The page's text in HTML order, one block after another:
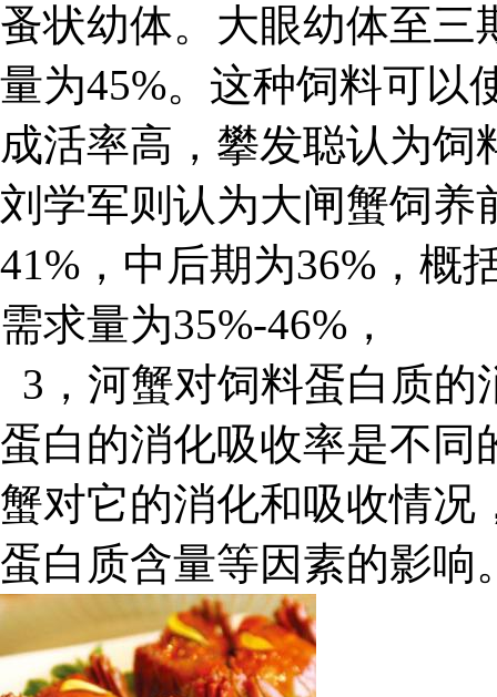
蚤状幼体。大眼幼体至三
量为45%。这种饲料可以
成活率高，攀发聪认为饲
刘学军则认为大闸蟹饲养
41%，中后期为36%，概
需求量为35%-46%，
3，河蟹对饲料蛋白质
蛋白的消化吸收率是不同
蟹对它的消化和吸收情况
蛋白质含量等因素的影响